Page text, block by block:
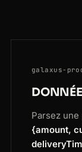
galaxus-
Parsez
{amount,